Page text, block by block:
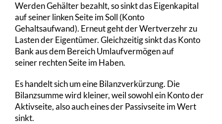
Werden Gehälter bezahlt, so sinkt das Eigenkapital
auf seiner linken Seite im Soll (Konto
Gehaltsaufwand). Erneut geht der Wertverzehr zu
Lasten der Eigentümer. Gleichzeitig sinkt das Konto
Bank aus dem Bereich Umlaufvermögen auf
seiner rechten Seite im Haben.
Es handelt sich um eine Bilanzverkürzung. Die
Bilanzsumme wird kleiner, weil sowohl ein Konto der
Aktivseite, also auch eines der Passivseite im Wert
sinkt.